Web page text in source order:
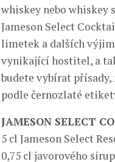
whiskey nebo whiskey
Jameson Select
limetek a dalších
vynikající hostitel, a
budete vybírat přísady,
podle černozlaté
JAMESON SELECT
5 cl Jameson Select
0,75 cl javorového